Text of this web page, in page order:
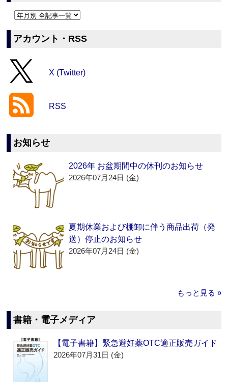
アカウント・RSS
X (Twitter)
RSS
お知らせ
2026年 お盆期間中の休刊のお知らせ
2026年07月24日 (金)
夏期休業および棚卸に伴う商品出荷（発
送）停止のお知らせ
2026年07月24日 (金)
もっと見る »
書籍・電子メディア
【電子書籍】緊急避妊薬OTC適正販売ガイド
2026年07月31日 (金)